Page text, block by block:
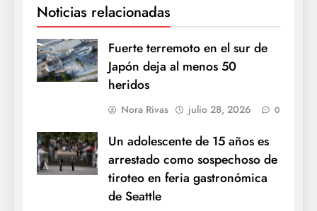
Noticias relacionadas
Fuerte terremoto en el sur de
Japón deja al menos 50
heridos
Nora Rivas julio 28, 2026 0
Un adolescente de 15 años es
arrestado como sospechoso de
tiroteo en feria gastronómica
de Seattle